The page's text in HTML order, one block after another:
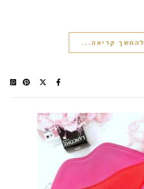
להמשך קריאה...